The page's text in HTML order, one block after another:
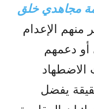
مجاهدي خلق
منهم الإعدام
أو دعمهم
الاضطهاد
يفضل